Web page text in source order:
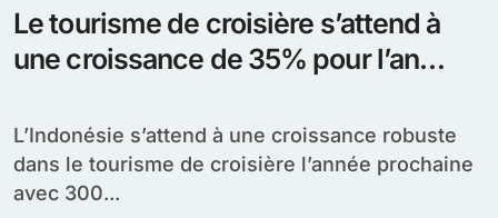
Le tourisme de croisière s’attend à
une croissance de 35% pour l’an
L’Indonésie s’attend à une croissance robuste
dans le tourisme de croisière l’année prochaine
avec 300...